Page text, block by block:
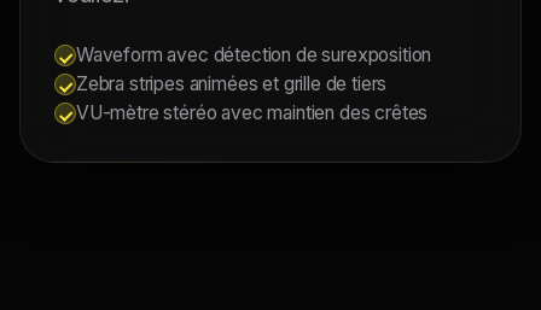
Waveform avec détection de surexposition
Zebra stripes animées et grille de tiers
VU-mètre stéréo avec maintien des crêtes